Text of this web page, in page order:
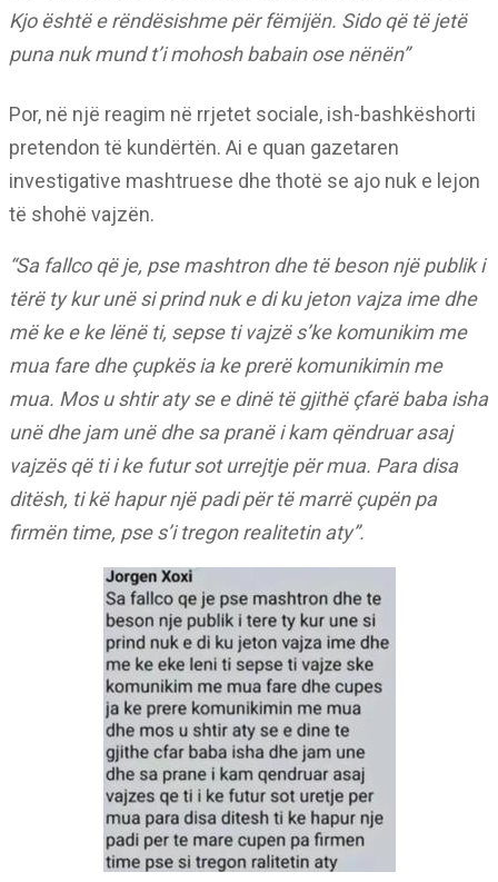
Kjo është e rëndësishme për fëmijën. Sido që të jetë
puna nuk mund t’i mohosh babain ose nënën”
Por, në një reagim në rrjetet sociale, ish-bashkëshorti
pretendon të kundërtën. Ai e quan gazetaren
investigative mashtruese dhe thotë se ajo nuk e lejon
të shohë vajzën.
“Sa fallco që je, pse mashtron dhe të beson një publik i
tërë ty kur unë si prind nuk e di ku jeton vajza ime dhe
më ke e ke lënë ti, sepse ti vajzë s’ke komunikim me
mua fare dhe çupkës ia ke prerë komunikimin me
mua. Mos u shtir aty se e dinë të gjithë çfarë baba isha
unë dhe jam unë dhe sa pranë i kam qëndruar asaj
vajzës që ti i ke futur sot urrejtje për mua. Para disa
ditësh, ti kë hapur një padi për të marrë çupën pa
firmën time, pse s’i tregon realitetin aty”.